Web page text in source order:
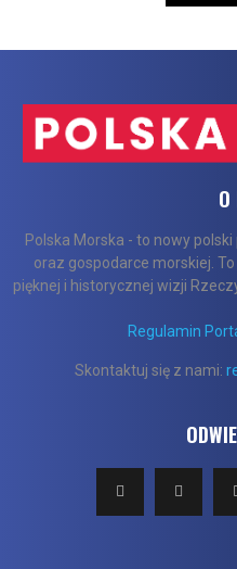
O
Polska Morska - to nowy
oraz gospodarce morskiej.
pięknej i historycznej wizji
Regulamin
Skontaktuj się z nami: